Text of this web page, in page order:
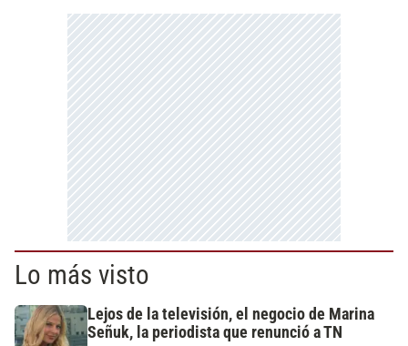
Lo más visto
Lejos de la televisión, el negocio de Marina
Señuk, la periodista que renunció a TN